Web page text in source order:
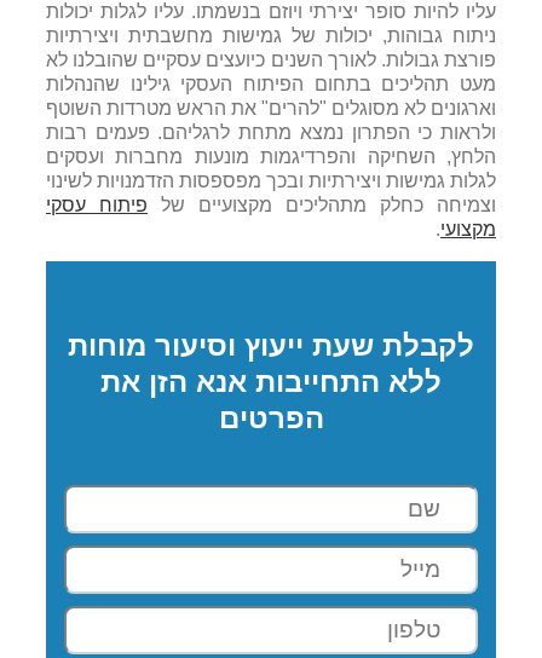
עליו להיות סופר יצירתי ויוזם בנשמתו. עליו לגלות יכולות
ניתוח גבוהות, יכולות של גמישות מחשבתית ויצירתיות
פורצת גבולות. לאורך השנים כיועצים עסקיים שהובלנו לא
מעט תהליכים בתחום הפיתוח העסקי גילינו שהנהלות
וארגונים לא מסוגלים "להרים" את הראש מטרדות השוטף
ולראות כי הפתרון נמצא מתחת לרגליהם. פעמים רבות
הלחץ, השחיקה והפרדיגמות מונעות מחברות ועסקים
לגלות גמישות ויצירתיות ובכך מפספסות הזדמנויות לשינוי
וצמיחה כחלק מתהליכים מקצועיים של פיתוח עסקי
מקצועי.
לקבלת שעת ייעוץ וסיעור מוחות
ללא התחייבות אנא הזן את
הפרטים